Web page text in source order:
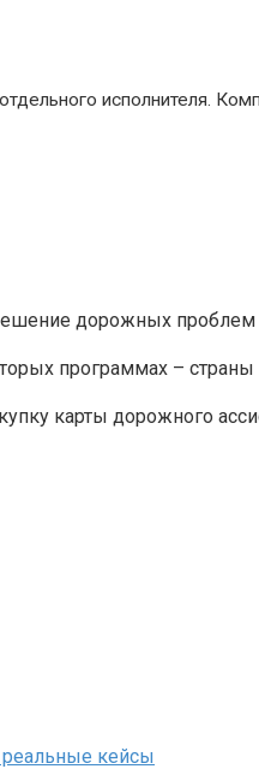
исполнителя.
дорожных
программах –
карты дорожного
кейсы